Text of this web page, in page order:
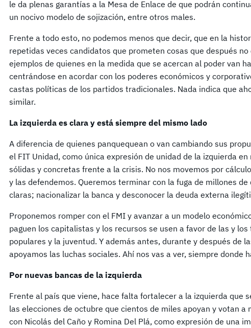
le da plenas garantías a la Mesa de Enlace de que podrán
un nocivo modelo de sojización, entre otros males.
Frente a todo esto, no podemos menos que decir, que en la
repetidas veces candidatos que prometen cosas que después
ejemplos de quienes en la medida que se acercan al poder van
centrándose en acordar con los poderes económicos y
castas políticas de los partidos tradicionales. Nada indica que
similar.
La izquierda es clara y está siempre del mismo lado
A diferencia de quienes panquequean o van cambiando sus
el FIT Unidad, como única expresión de unidad de la izquierda
sólidas y concretas frente a la crisis. No nos movemos por
y las defendemos. Queremos terminar con la fuga de millones
claras; nacionalizar la banca y desconocer la deuda externa
Proponemos romper con el FMI y avanzar a un modelo
paguen los capitalistas y los recursos se usen a favor de las y
populares y la juventud. Y además antes, durante y después de
apoyamos las luchas sociales. Ahí nos vas a ver, siempre donde
Por nuevas bancas de la izquierda
Frente al país que viene, hace falta fortalecer a la izquierda que
las elecciones de octubre que cientos de miles apoyan y votan
con Nicolás del Caño y Romina Del Plá, como expresión de una